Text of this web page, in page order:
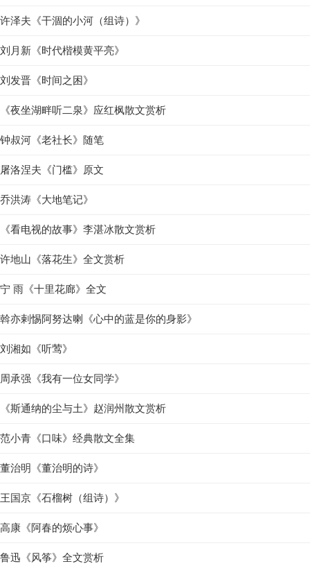
许泽夫《干涸的小河（组诗）》
刘月新《时代楷模黄平亮》
刘发晋《时间之困》
《夜坐湖畔听二泉》应红枫散文赏析
钟叔河《老社长》随笔
屠洛涅夫《门槛》原文
乔洪涛《大地笔记》
《看电视的故事》李湛冰散文赏析
许地山《落花生》全文赏析
宁 雨《十里花廊》全文
斡亦剌惕阿努达喇《心中的蓝是你的身影》
刘湘如《听莺》
周承强《我有一位女同学》
《斯通纳的尘与土》赵润州散文赏析
范小青《口味》经典散文全集
董治明《董治明的诗》
王国京《石榴树（组诗）》
高康《阿春的烦心事》
鲁迅《风筝》全文赏析